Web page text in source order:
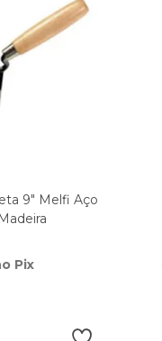
9" Melfi Aço
Pix